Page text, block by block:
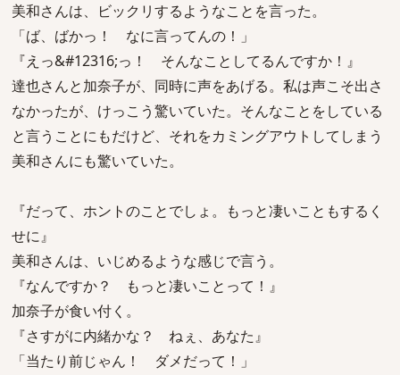
美和さんは、ビックリするようなことを言った。
「ば、ばかっ！ なに言ってんの！」
『えっ&#12316;っ！ そんなことしてるんですか！』
達也さんと加奈子が、同時に声をあげる。私は声こそ出さ
なかったが、けっこう驚いていた。そんなことをしている
と言うことにもだけど、それをカミングアウトしてしまう
美和さんにも驚いていた。
『だって、ホントのことでしょ。もっと凄いこともするく
せに』
美和さんは、いじめるような感じで言う。
『なんですか？ もっと凄いことって！』
加奈子が食い付く。
『さすがに内緒かな？ ねぇ、あなた』
「当たり前じゃん！ ダメだって！」